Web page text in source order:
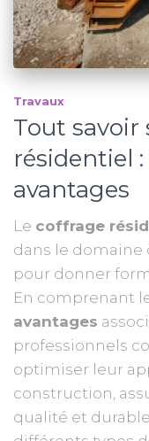
Travaux
Tout savoir
résidentiel
avantages
Le coffrage
dans le domaine
pour donner
En comprenant
avantages
professionnels
optimiser leur
construction,
qualité et